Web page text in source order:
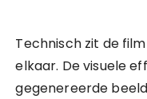
Technisch zit de
elkaar. De visuele
gegenereerde